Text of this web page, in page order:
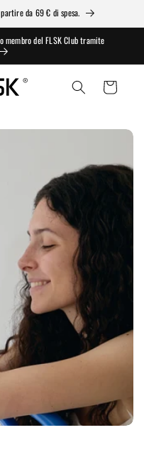
da 69 € di spesa.
del FLSK Club tramite
Carrello